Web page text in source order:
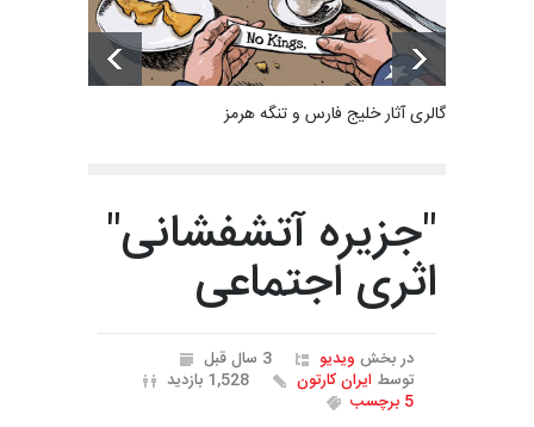
گالری آثار خلیج فارس و تنگه هرمز
"جزیره آتشفشانی"
اثری اجتماعی
در بخش ویدیو
3 سال قبل
توسط ایران کارتون
1,528 بازدید
5 برچسب